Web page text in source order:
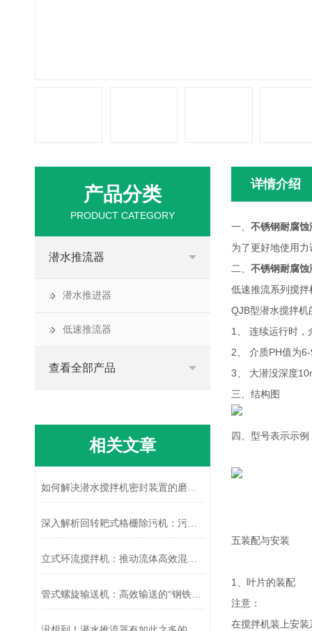
详情介绍
一、 不锈钢耐腐蚀
为了更好地使用
二、 不锈钢耐腐蚀
低速推流系列搅
QJB型潜水搅拌机
1、 连续运行时
2、 介质PH值为
3、 大潜没深度
三、结构图
四、型号表示示例
五装配与安装
1、叶片的装配
注意：
在搅拌机装上安
产品分类
PRODUCT CATEGORY
潜水推流器
潜水推进器
低速推流器
查看全部产品
相关文章
如何解决潜水搅拌机密封装置的磨损问题
深入解析回转耙式格栅除污机：污水处理的得力助手
立式环流搅拌机：推动流体高效混合的“动力引擎”
管式螺旋输送机：高效输送的“钢铁动脉”